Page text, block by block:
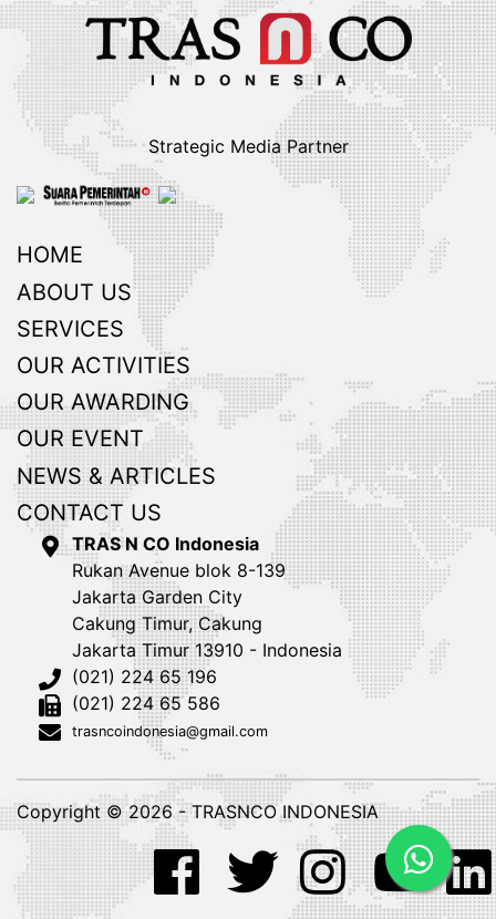
Strategic Media Partner
HOME
ABOUT US
SERVICES
OUR ACTIVITIES
OUR AWARDING
OUR EVENT
NEWS & ARTICLES
CONTACT US
TRAS N CO Indonesia
Rukan Avenue blok 8-139
Jakarta Garden City
Cakung Timur, Cakung
Jakarta Timur 13910 - Indonesia
(021) 224 65 196
(021) 224 65 586
trasncoindonesia@gmail.com
Copyright © 2026 - TRASNCO INDONESIA